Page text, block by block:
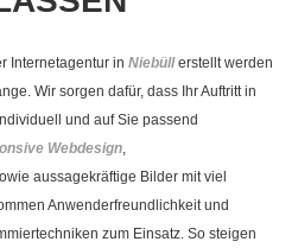
Internetagentur in Niebüllerstellt werden
Wir sorgen dafür, dass Ihr Auftritt in
und auf Sie passend
Webdesign,
aussagekräftige Bilder mit viel
Anwenderfreundlichkeit und
zum Einsatz. So steigen